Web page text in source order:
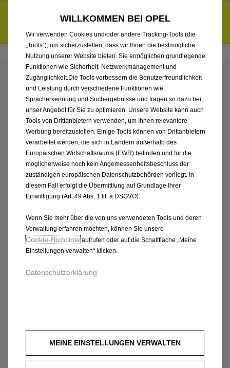
6.000 € staatliche Förderungsprämie für E-Autos und Plug-in-
Hybride. Mehr erfahren >>
ENTDECKEN SIE ALLE
CORSA ELECTRIC
VORFÜHRWAGEN VON
AUTOHAUS BÖTTCHE
GMBH
WILLKOMMEN BEI OPEL
Wir verwenden Cookies und/oder andere Tracking-Tools (die
„Tools“), um sicherzustellen, dass wir Ihnen die bestmögliche
Nutzung unserer Website bieten. Sie ermöglichen grundlegende
Funktionen wie Sicherheit, Netzwerkmanagement und
Zugänglichkeit.Die Tools verbessern die Benutzerfreundlichkeit
und Leistung durch verschiedene Funktionen wie
Spracherkennung und Suchergebnisse und tragen so dazu bei,
unser Angebot für Sie zu optimieren. Unsere Website kann auch
Tools von Drittanbietern verwenden, um Ihnen relevantere
Werbung bereitzustellen. Einige Tools können von Drittanbietern
verarbeitet werden, die sich in Ländern außerhalb des
Europäischen Wirtschaftsraums (EWR) befinden und für die
möglicherweise noch kein Angemessenheitsbeschluss der
zuständigen europäischen Datenschutzbehörden vorliegt. In
diesem Fall erfolgt die Übermittlung auf Grundlage Ihrer
Einwilligung (Art. 49 Abs. 1 lit. a DSGVO).
Wenn Sie mehr über die von uns verwendeten Tools und deren
Verwaltung erfahren möchten, können Sie unsere
Cookie‑Richtlinieaufrufen oder auf die Schaltfläche „Meine
Einstellungen verwalten“ klicken.
Datenschutzerklärung
MEINE EINSTELLUNGEN VERWALTEN